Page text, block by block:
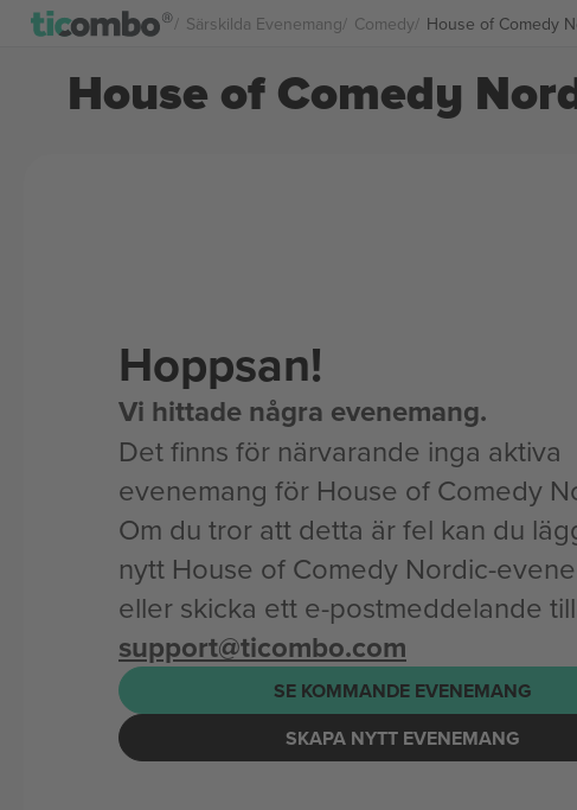
Särskilda Evenemang Comedy House of Comedy
House of Comedy
Hoppsan!
Vi hittade några evenemang.
Det finns för närvarande inga aktiva
evenemang för House of Comedy
Om du tror att detta är fel kan du
nytt House of Comedy Nordic-
eller skicka ett e-postmeddelande
support@ticombo.com
SE KOMMANDE EVENEMANG
SKAPA NYTT EVENEMANG